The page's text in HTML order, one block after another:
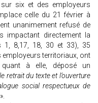
six et des employeurs
celle du 21 février à
unanimement refusé de
impactant directement la
1, 8,17, 18, 30 et 33), 35
territoriaux, ont
à elle, déposé un
retrait du texte et l’ouverture
social respectueux de
».